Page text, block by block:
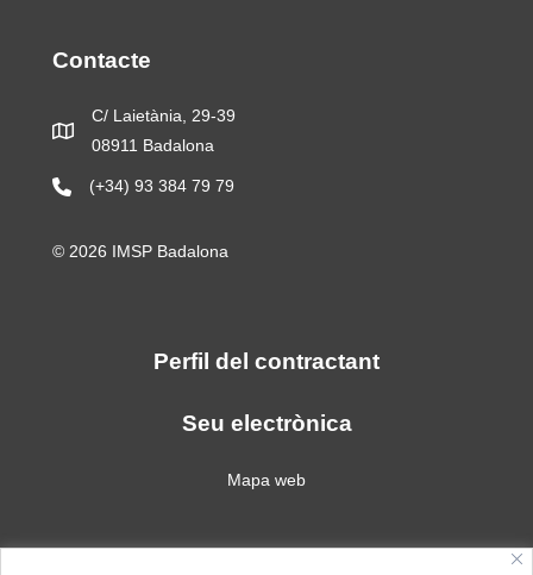
Contacte
C/ Laietània, 29-39
08911 Badalona
(+34) 93 384 79 79
© 2026 IMSP Badalona
Perfil del contractant
Seu electrònica
Mapa web